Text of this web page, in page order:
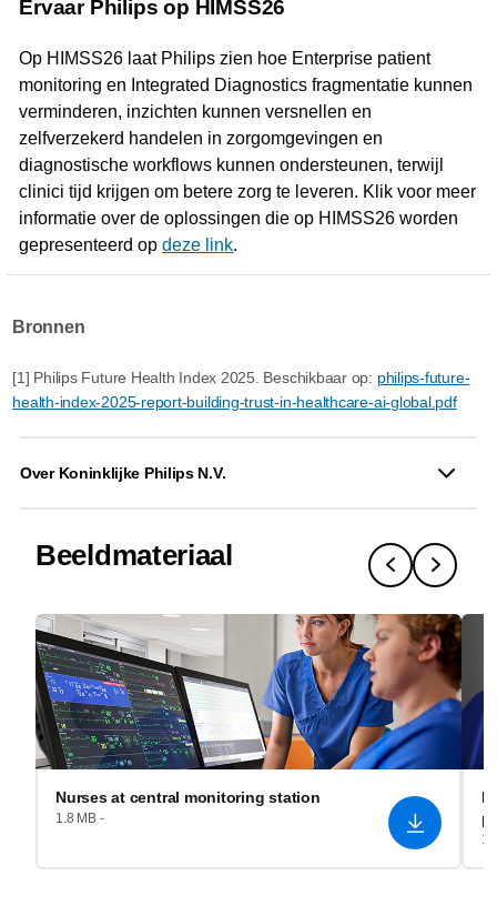
Ervaar Philips op HIMSS26
Op HIMSS26 laat Philips zien hoe Enterprise patient
monitoring en Integrated Diagnostics fragmentatie kunnen
verminderen, inzichten kunnen versnellen en
zelfverzekerd handelen in zorgomgevingen en
diagnostische workflows kunnen ondersteunen, terwijl
clinici tijd krijgen om betere zorg te leveren. Klik voor meer
informatie over de oplossingen die op HIMSS26 worden
gepresenteerd opdeze link.
Bronnen
[1] Philips Future Health Index 2025. Beschikbaar op: philips-future-
health-index-2025-report-building-trust-in-healthcare-ai-global.pdf
Over Koninklijke Philips N.V.
Beeldmateriaal
Nurses at central monitoring station
1.8 MB -